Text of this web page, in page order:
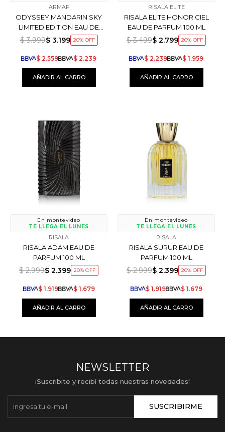
ARMAF
ODYSSEY MANDARIN SKY
LIMITED EDITION EAU DE
PARFUM 100 ML
$ 3.199
$ 3.999 20
$ 2.239
$ 2.559
RISALA ELITE
RISALA ELITE HONOR CIEL
EAU DE PARFUM 100 ML
$ 2.799
$ 3.499 20
$ 1.959
$ 2.239
En montevideo
TE LLEGA EL LUNES
RISALA
RISALA ADAM EAU DE
PARFUM 100 ML
$ 2.399
$ 2.999 20
$ 1.679
$ 1.919
En montevideo
TE LLEGA EL LUNES
RISALA
RISALA SURUR EAU DE
PARFUM 100 ML
$ 2.399
$ 2.999 20
$ 1.679
$ 1.919
NEWSLETTER
¡Suscribite y recibí todas nuestras novedades!
SUSCRIBIRME